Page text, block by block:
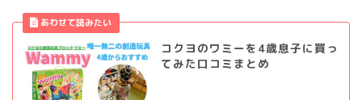
コクヨのワミーを4歳息子に買っ
てみた口コミまとめ